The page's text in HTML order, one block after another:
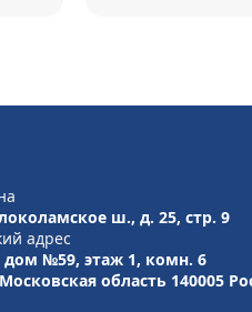
ш., д. 25, стр. 9
адрес
дом №59, этаж 1, комн. 6
область 140005